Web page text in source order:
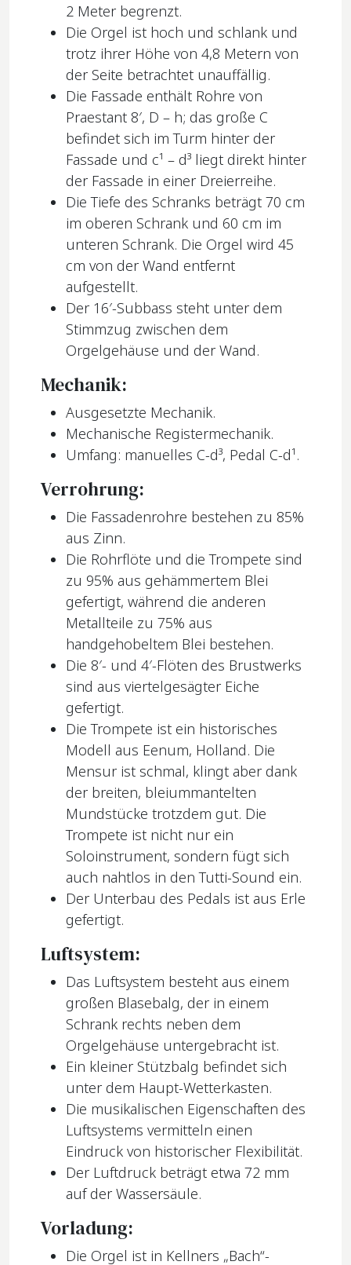
2 Meter begrenzt.
Die Orgel ist hoch und schlank und
trotz ihrer Höhe von 4,8 Metern von
der Seite betrachtet unauffällig.
Die Fassade enthält Rohre von
Praestant 8′, D – h; das große C
befindet sich im Turm hinter der
Fassade und c¹ – d³ liegt direkt hinter
der Fassade in einer Dreierreihe.
Die Tiefe des Schranks beträgt 70 cm
im oberen Schrank und 60 cm im
unteren Schrank. Die Orgel wird 45
cm von der Wand entfernt
aufgestellt.
Der 16′-Subbass steht unter dem
Stimmzug zwischen dem
Orgelgehäuse und der Wand.
Mechanik:
Ausgesetzte Mechanik.
Mechanische Registermechanik.
Umfang: manuelles C-d³, Pedal C-d¹.
Verrohrung:
Die Fassadenrohre bestehen zu 85%
aus Zinn.
Die Rohrflöte und die Trompete sind
zu 95% aus gehämmertem Blei
gefertigt, während die anderen
Metallteile zu 75% aus
handgehobeltem Blei bestehen.
Die 8′- und 4′-Flöten des Brustwerks
sind aus viertelgesägter Eiche
gefertigt.
Die Trompete ist ein historisches
Modell aus Eenum, Holland. Die
Mensur ist schmal, klingt aber dank
der breiten, bleiummantelten
Mundstücke trotzdem gut. Die
Trompete ist nicht nur ein
Soloinstrument, sondern fügt sich
auch nahtlos in den Tutti-Sound ein.
Der Unterbau des Pedals ist aus Erle
gefertigt.
Luftsystem:
Das Luftsystem besteht aus einem
großen Blasebalg, der in einem
Schrank rechts neben dem
Orgelgehäuse untergebracht ist.
Ein kleiner Stützbalg befindet sich
unter dem Haupt-Wetterkasten.
Die musikalischen Eigenschaften des
Luftsystems vermitteln einen
Eindruck von historischer Flexibilität.
Der Luftdruck beträgt etwa 72 mm
auf der Wassersäule.
Vorladung:
Die Orgel ist in Kellners „Bach“-